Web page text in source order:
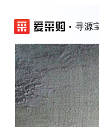
寻源